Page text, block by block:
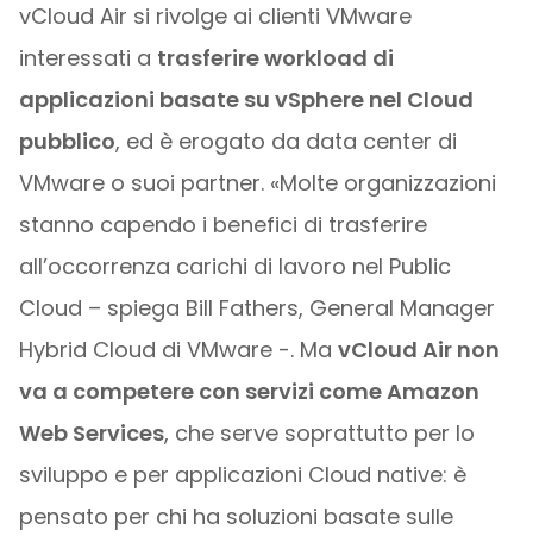
vCloud Air si rivolge ai clienti VMware
interessati a trasferire workload di
applicazioni basate su vSphere nel Cloud
pubblico, ed è erogato da data center di
VMware o suoi partner. «Molte organizzazioni
stanno capendo i benefici di trasferire
all’occorrenza carichi di lavoro nel Public
Cloud – spiega Bill Fathers, General Manager
Hybrid Cloud di VMware -. Ma vCloud Air non
va a competere con servizi come Amazon
Web Services, che serve soprattutto per lo
sviluppo e per applicazioni Cloud native: è
pensato per chi ha soluzioni basate sulle